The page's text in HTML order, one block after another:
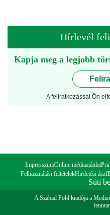
Hírlevél
Kapja meg a legjobb
A feliratkozással Ön
ImpresszumOnline médiaajánlat
Felhasználási feltételekHirdetési ászf
Süti
A Szabad Föld kiadója a